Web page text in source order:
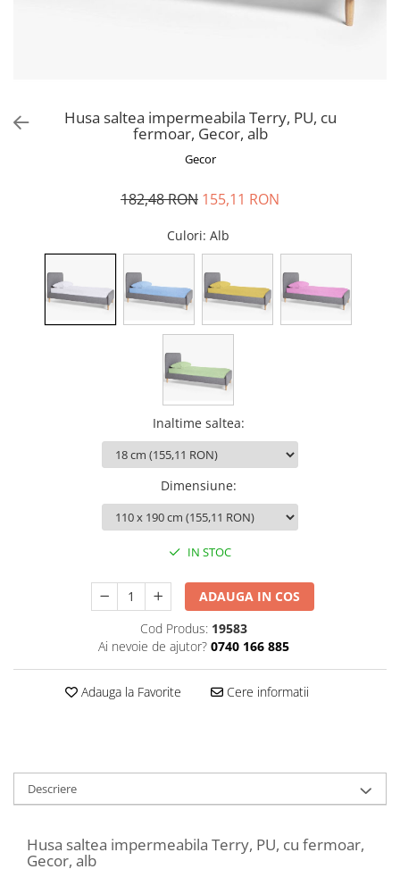
Husa saltea impermeabila Terry, PU, cu
fermoar, Gecor, alb
Gecor
182,48 RON 155,11 RON
Culori: Alb
Inaltime saltea:
Dimensiune:
IN STOC
ADAUGA IN COS
Cod Produs: 19583
Ai nevoie de ajutor? 0740 166 885
Adauga la Favorite Cere informatii
Descriere
Husa saltea impermeabila Terry, PU, cu fermoar,
Gecor, alb